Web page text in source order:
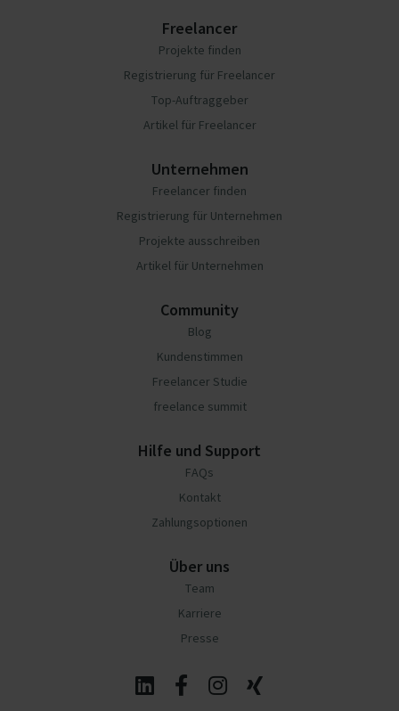
Freelancer
Projekte finden
Registrierung für Freelancer
Top-Auftraggeber
Artikel für Freelancer
Unternehmen
Freelancer finden
Registrierung für Unternehmen
Projekte ausschreiben
Artikel für Unternehmen
Community
Blog
Kundenstimmen
Freelancer Studie
freelance summit
Hilfe und Support
FAQs
Kontakt
Zahlungsoptionen
Über uns
Team
Karriere
Presse